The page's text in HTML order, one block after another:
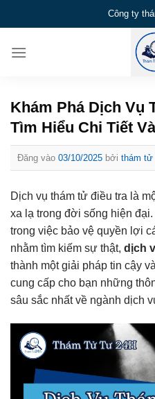
qua
dung
Công ty
Khám Phá Dịch Vụ
Tìm Hiểu Chi Tiết
Đăng vào 03/10/2025 bởi thám tử
Dịch vụ thám tử điều tra là
xa lạ trong đời sống hiện
trong việc bảo vệ quyền lợi
nhằm tìm kiếm sự thật, dịch
thành một giải pháp tin cậy
cung cấp cho bạn những
sâu sắc nhất về ngành dịch